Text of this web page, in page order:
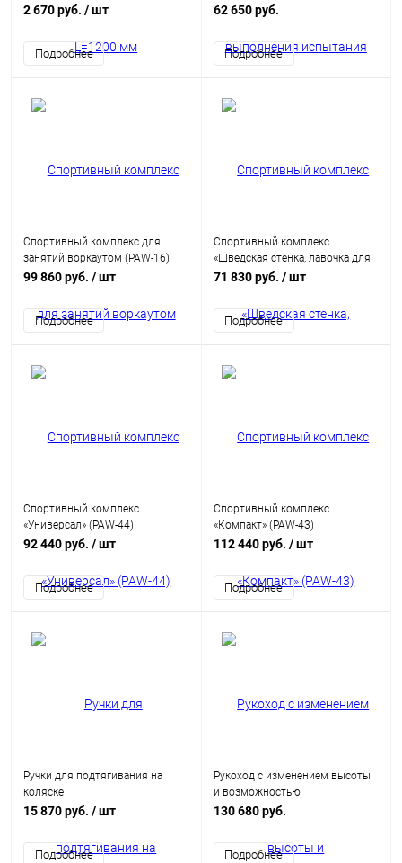
2 670 руб. / шт
Подробнее
ГТО "Рывок гири 16 кг")с
62 650 руб.
Подробнее
Спортивный комплекс для
занятий воркаутом (PAW-16)
99 860 руб. / шт
Подробнее
Спортивный комплекс
«Шведская стенка, лавочка для
пресса и 2 разновысотных
71 830 руб. / шт
Подробнее
Спортивный комплекс
«Универсал» (PAW-44)
92 440 руб. / шт
Подробнее
Спортивный комплекс
«Компакт» (PAW-43)
112 440 руб. / шт
Подробнее
Ручки для подтягивания на
коляске
15 870 руб. / шт
Подробнее
Рукоход с изменением высоты
и возможностью
использования
(подвижные кольц
130 680 руб.
Подробнее